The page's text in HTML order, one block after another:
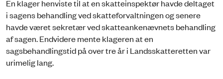
En klager henviste til at en skatteinspektør havde deltaget
i sagens behandling ved skatteforvaltningen og senere
havde været sekretær ved skatteankenævnets behandling
af sagen. Endvidere mente klageren at en
sagsbehandlingstid på over tre år i Landsskatteretten var
urimelig lang.